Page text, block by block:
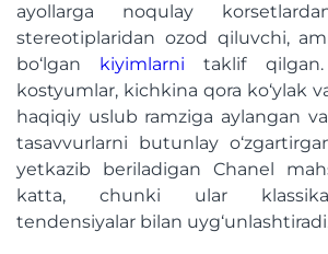
ayollarga noqulay
stereotiplaridan ozod qiluvchi,
bo‘lgan kiyimlarni taklif
kostyumlar, kichkina qora ko‘ylak
haqiqiy uslub ramziga aylangan
tasavvurlarni butunlay
yetkazib beriladigan Chanel
katta, chunki ular
tendensiyalar bilan